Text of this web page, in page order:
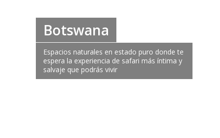
Botswana
Espacios naturales en estado puro donde te
espera la experiencia de safari más íntima y
salvaje que podrás vivir